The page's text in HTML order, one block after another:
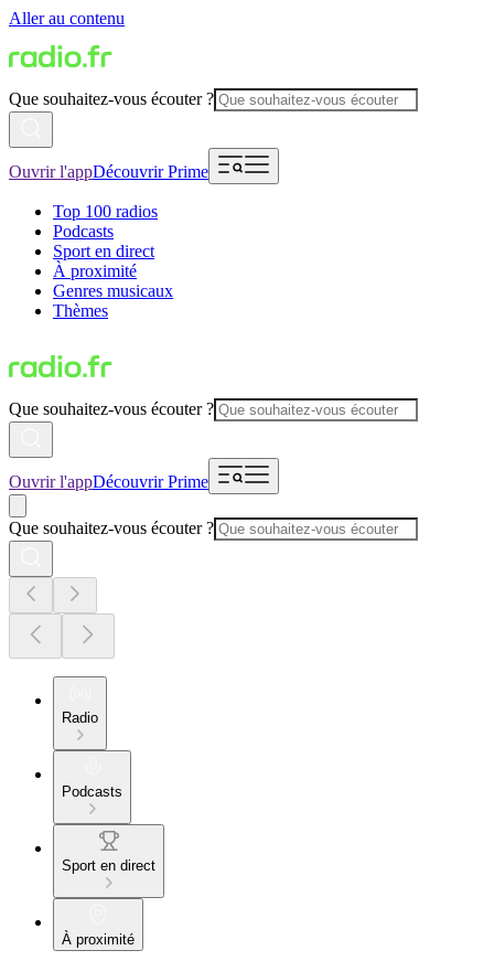
Aller au contenu
Que souhaitez-vous écouter ?
Ouvrir l'appDécouvrir Prime
Top 100 radios
Podcasts
Sport en direct
À proximité
Genres musicaux
Thèmes
Que souhaitez-vous écouter ?
Ouvrir l'appDécouvrir Prime
Que souhaitez-vous écouter ?
Radio
Podcasts
Sport en direct
À proximité